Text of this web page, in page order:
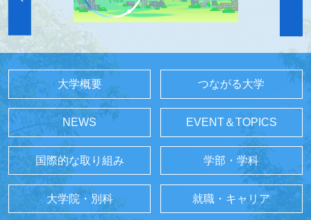
大学概要 つながる大学
NEWS EVENT＆TOPICS
国際的な取り組み 学部・学科
大学院・別科 就職・キャリア